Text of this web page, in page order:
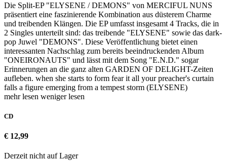
Die Split-EP "ELYSENE / DEMONS" von MERCIFUL NUNS
präsentiert eine faszinierende Kombination aus düsterem Charme
und treibenden Klängen. Die EP umfasst insgesamt 4 Tracks, die in
2 Singles unterteilt sind: das treibende "ELYSENE" sowie das dark-
pop Juwel "DEMONS". Diese Veröffentlichung bietet einen
interessanten Nachschlag zum bereits beeindruckenden Album
"ONEIRONAUTS" und lässt mit dem Song "E.N.D." sogar
Erinnerungen an die ganz alten GARDEN OF DELIGHT-Zeiten
aufleben. when she starts to form fear it all your preacher's curtain
falls a figure emerging from a tempest storm (ELYSENE)
mehr lesen weniger lesen
CD
€ 12,99
Derzeit nicht auf Lager